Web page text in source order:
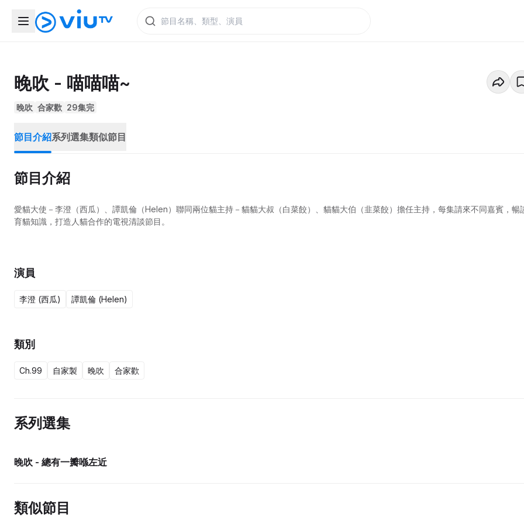
晚吹 - 喵喵喵~
晚吹 合家歡 29集完
節目介紹系列選集類似節目
節目介紹
愛貓大使－李澄（西瓜）、譚凱倫（Helen）聯同兩位貓主持－貓貓大叔（白菜餃）、貓貓大伯（韭菜餃）擔任主持，每集請來不同嘉賓，暢
育貓知識，打造人貓合作的電視清談節目。
演員
李澄 (西瓜) 譚凱倫 (Helen)
類別
Ch.99 自家製 晚吹 合家歡
系列選集
晚吹 - 總有一瓣喺左近
類似節目